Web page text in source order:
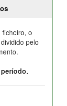
o
pelo